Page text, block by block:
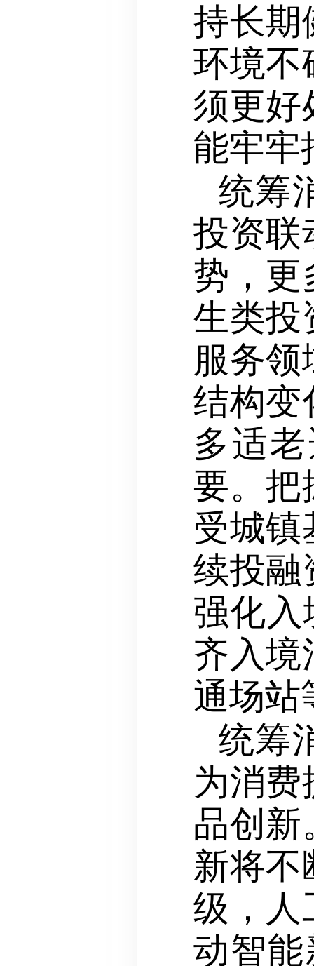
持长期
环境不
须更好
能牢牢
统筹
投资联
势，更
生类投
服务
结构变
多适
要。把
受城镇
续投融
强化入
齐入境
通场站
统筹
为消
品创新
新将不
级，人
动智